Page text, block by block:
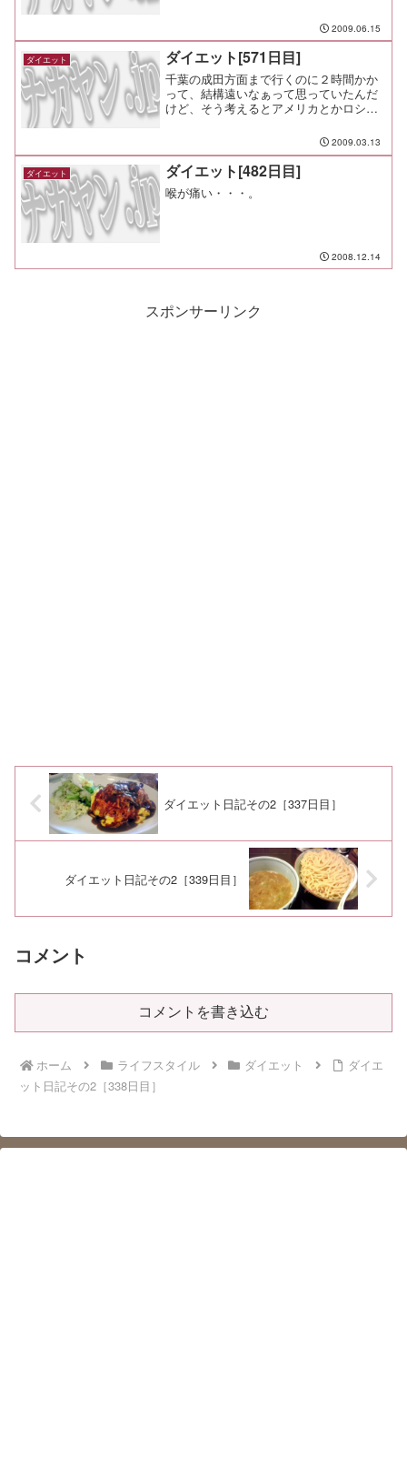
2009.06.15
ダイエット ダイエット[571日目]
千葉の成田方面まで行くのに２時間かか
って、結構遠いなぁって思っていたんだ
けど、そう考えるとアメリカとかロシア
2009.03.13
ダイエット ダイエット[482日目]
喉が痛い・・・。
2008.12.14
スポンサーリンク
ダイエット日記その2［337日目］
ダイエット日記その2［339日目］
コメント
コメントを書き込む
ホーム ライフスタイル ダイエット
ダイエ
ット日記その2［338日目］